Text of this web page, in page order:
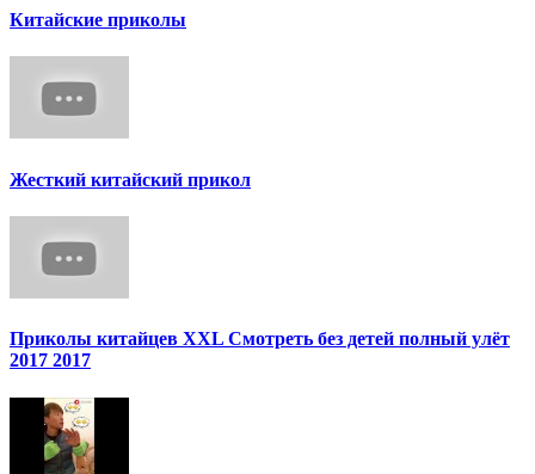
Китайские приколы
Жесткий китайский прикол
Приколы китайцев XXL Смотреть без детей полный улёт
2017 2017